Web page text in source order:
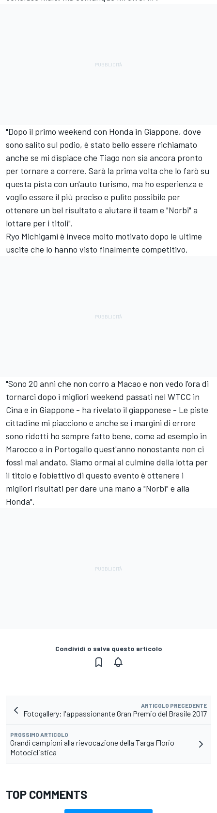
"Dopo il primo weekend con Honda in Giappone, dove
sono salito sul podio, è stato bello essere richiamato
anche se mi dispiace che Tiago non sia ancora pronto
per tornare a correre. Sarà la prima volta che lo farò su
questa pista con un'auto turismo, ma ho esperienza e
voglio essere il più preciso e pulito possibile per
ottenere un bel risultato e aiutare il team e "Norbi" a
lottare per i titoli".
Ryo Michigami è invece molto motivato dopo le ultime
uscite che lo hanno visto finalmente competitivo.
"Sono 20 anni che non corro a Macao e non vedo l'ora di
tornarci dopo i migliori weekend passati nel WTCC in
Cina e in Giappone - ha rivelato il giapponese - Le piste
cittadine mi piacciono e anche se i margini di errore
sono ridotti ho sempre fatto bene, come ad esempio in
Marocco e in Portogallo quest'anno nonostante non ci
fossi mai andato. Siamo ormai al culmine della lotta per
il titolo e l'obiettivo di questo evento è ottenere i
migliori risultati per dare una mano a "Norbi" e alla
Honda".
Condividi o salva questo articolo
ARTICOLO PRECEDENTE
Fotogallery: l'appassionante Gran Premio del Brasile 2017
PROSSIMO ARTICOLO
Grandi campioni alla rievocazione della Targa Florio
Motociclistica
TOP COMMENTS